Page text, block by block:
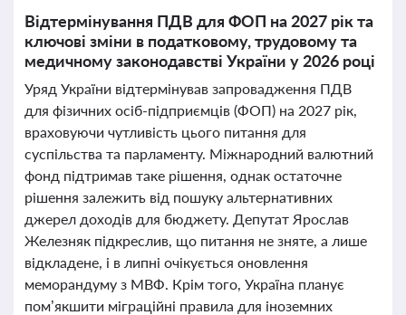
Відтермінування ПДВ для ФОП на 2027 рік та
ключові зміни в податковому, трудовому та
медичному законодавстві України у 2026 році
Уряд України відтермінував запровадження ПДВ
для фізичних осіб-підприємців (ФОП) на 2027 рік,
враховуючи чутливість цього питання для
суспільства та парламенту. Міжнародний валютний
фонд підтримав таке рішення, однак остаточне
рішення залежить від пошуку альтернативних
джерел доходів для бюджету. Депутат Ярослав
Железняк підкреслив, що питання не зняте, а лише
відкладене, і в липні очікується оновлення
меморандуму з МВФ. Крім того, Україна планує
пом’якшити міграційні правила для іноземних